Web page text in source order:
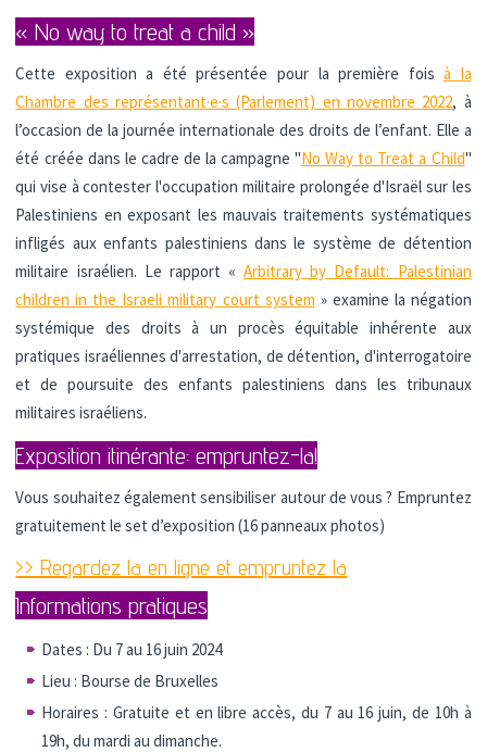
« No way to treat a child »
Cette exposition a été présentée pour la première foisà la
Chambre des représentant·e·s (Parlement) en novembre 2022, à
l’occasion de la journée internationale des droits de l’enfant. Elle a
été créée dans le cadre de la campagne "No Way to Treat a Child"
qui vise à contester l'occupation militaire prolongée d'Israël sur les
Palestiniens en exposant les mauvais traitements systématiques
infligés aux enfants palestiniens dans le système de détention
militaire israélien. Le rapport «Arbitrary by Default: Palestinian
children in the Israeli military court system » examine la négation
systémique des droits à un procès équitable inhérente aux
pratiques israéliennes d'arrestation, de détention, d'interrogatoire
et de poursuite des enfants palestiniens dans les tribunaux
militaires israéliens.
Exposition itinérante: empruntez-la!
Vous souhaitez également sensibiliser autour de vous ? Empruntez
gratuitement le set d’exposition (16 panneaux photos)
>> Regardez la en ligne et empruntez la
Informations pratiques
Dates : Du 7 au 16 juin 2024
Lieu : Bourse de Bruxelles
Horaires : Gratuite et en libre accès, du 7 au 16 juin, de 10h à
19h, du mardi au dimanche.